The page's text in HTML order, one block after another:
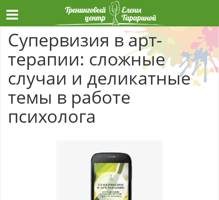
Супервизия в арт-
терапии: сложные
случаи и деликатные
темы в работе
психолога